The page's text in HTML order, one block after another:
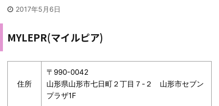
2017年5月6日
MYLEPR(マイルピア)
住所
〒990-0042
山形県山形市七日町２丁目７-２ 山形市セブン
プラザ1F